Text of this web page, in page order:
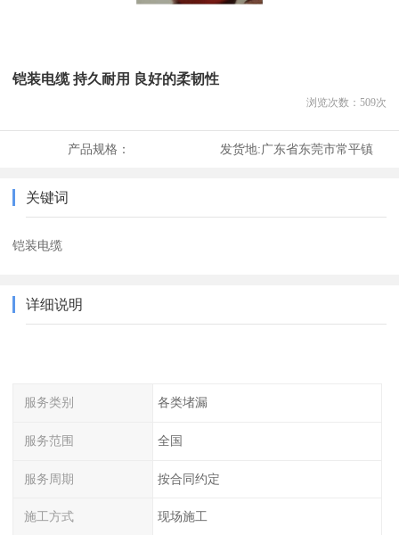
铠装电缆 持久耐用 良好的柔韧性
浏览次数： 509次
产品规格： 发货地:广东省东莞市常平镇
关键词
铠装电缆
详细说明
服务类别 各类堵漏
服务范围 全国
服务周期 按合同约定
施工方式 现场施工